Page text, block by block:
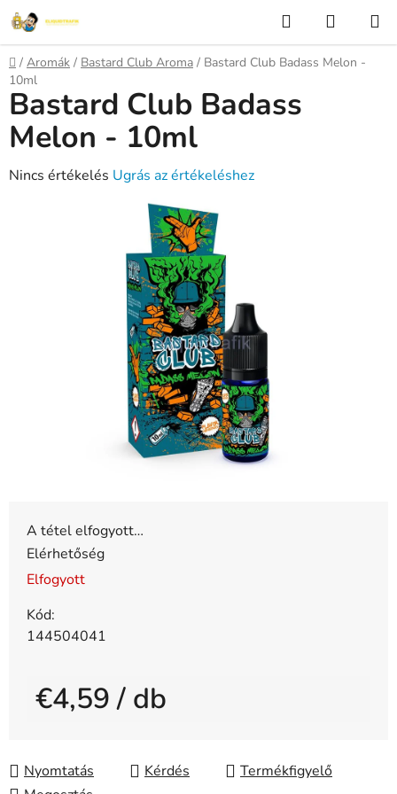
Ugrás
fő
tartalomhoz
KeresésKOSÁR
Kezdőlap
/ Aromák / Bastard Club Aroma / Bastard Club Badass Melon -
10ml
A tétel elfogyott…
Elérhetőség
Elfogyott
Kód:
144504041
€4,59/ db
Nyomtatás
Kérdés
Bastard Club Badass
Melon - 10ml
A
Nincs értékelés Ugrás az értékeléshez